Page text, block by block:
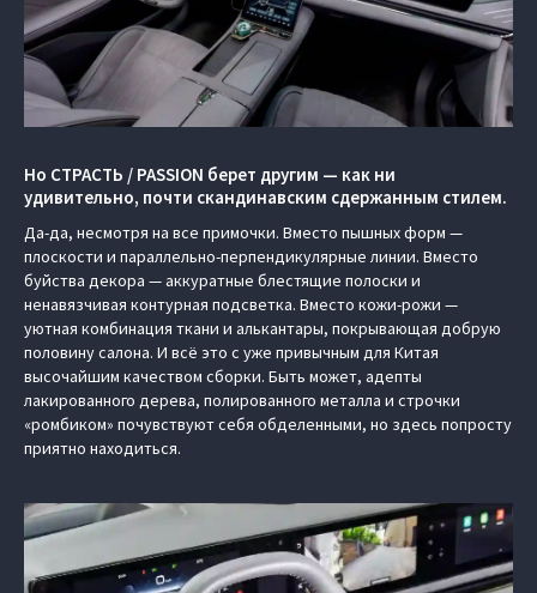
Но СТРАСТЬ / PASSION берет другим — как ни
удивительно, почти скандинавским сдержанным стилем.
Да-да, несмотря на все примочки. Вместо пышных форм —
плоскости и параллельно-перпендикулярные линии. Вместо
буйства декора — аккуратные блестящие полоски и
ненавязчивая контурная подсветка. Вместо кожи-рожи —
уютная комбинация ткани и алькантары, покрывающая добрую
половину салона. И всё это с уже привычным для Китая
высочайшим качеством сборки. Быть может, адепты
лакированного дерева, полированного металла и строчки
«ромбиком» почувствуют себя обделенными, но здесь попросту
приятно находиться.